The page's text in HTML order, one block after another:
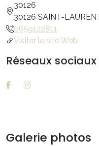
30126
30126 SAINT-
0659122811
Visiter le site Web
Réseaux sociaux
Galerie photos